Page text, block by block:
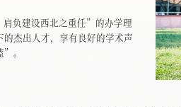
负建设西北之重任”的办学理
杰出人才，享有良好的学术声
。